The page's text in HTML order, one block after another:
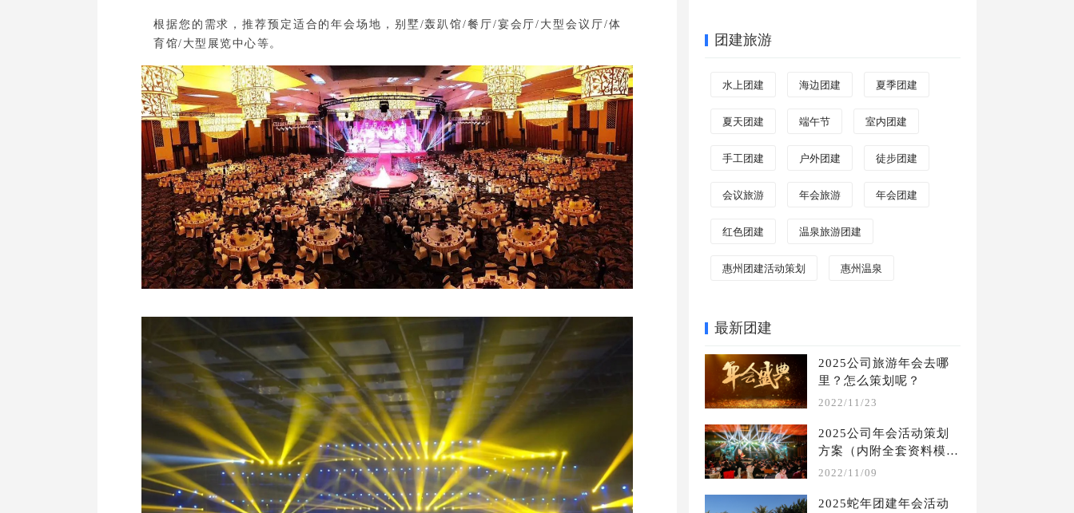
根据您的需求，推荐预定适合的年会场地，别墅/轰趴馆/餐厅/宴会厅/大型会议厅/体
育馆/大型展览中心等。
团建旅游
水上团建 海边团建 夏季团建
夏天团建 端午节 室内团建
手工团建 户外团建 徒步团建
会议旅游 年会旅游 年会团建
红色团建 温泉旅游团建
惠州团建活动策划 惠州温泉
最新团建
2025公司旅游年会去哪
里？怎么策划呢？
2022/11/23
2025公司年会活动策划
方案（内附全套资料模
板）
2022/11/09
2025蛇年团建年会活动